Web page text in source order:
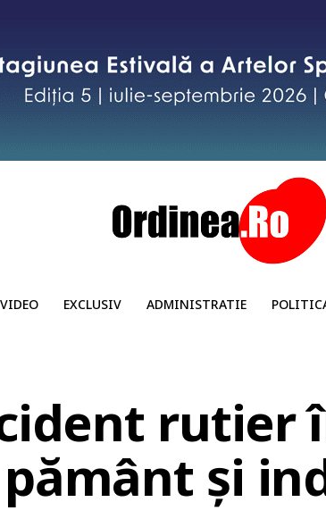
VIDEO EXCLUSIV ADMINISTRATIE
rutier
și